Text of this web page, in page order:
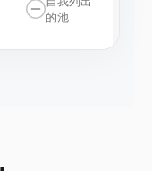
的池